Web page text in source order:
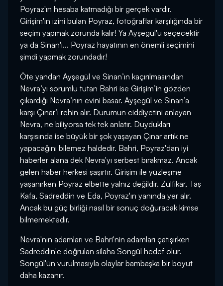
Poyraz'ın hesaba katmadığı bir gerçek vardır.
Girişim'in izini bulan Poyraz, fotoğraflar karşılığında bir
seçim yapmak zorunda kalır! Ya Ayşegül'ü seçecektir
ya da Sinan'ı... Poyraz hayatının en önemli seçimini
şimdi yapmak zorundadır!
Öte yandan Ayşegül ve Sinan’ın kaçırılmasından
Nevra’yı sorumlu tutan Bahri ise Girişim’in gözden
çıkardığı Nevra’nın evini basar. Ayşegül ve Sinan’a
karşı Çınar’ı rehin alır. Durumun ciddiyetini anlayan
Nevra, ne biliyorsa tek tek anlatır. Duydukları
karşısında ise büyük bir şok yaşayan Çınar artık ne
yapacağını bilemez haldedir. Bahri, Poyraz'dan iyi
haberler alana dek Nevra'yı serbest bırakmaz. Ancak
gelen haber herkesi şaşırtır. Girişim ile yüzleşme
yaşanırken Poyraz elbette yalnız değildir. Zülfikar, Taş
Kafa, Sadreddin ve Eda, Poyraz'ın yanında yer alır.
Ancak bu güç birliği nasıl bir sonuç doğuracak kimse
bilmemektedir.
Nevra'nın adamları ve Bahri'nin adamları çatışırken
Sadreddin'e doğrulan silaha Songül hedef olur.
Songül'ün vurulmasıyla olaylar bambaşka bir boyut
daha kazanır.